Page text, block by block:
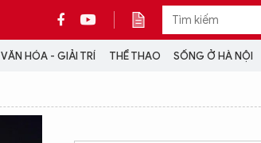
VĂN HÓA - GIẢI TRÍ THỂ THAO SỐNG Ở HÀ NỘI